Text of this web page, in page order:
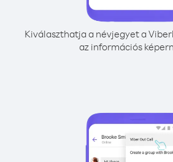
Kiválaszthatja a névjegyet a
az információs